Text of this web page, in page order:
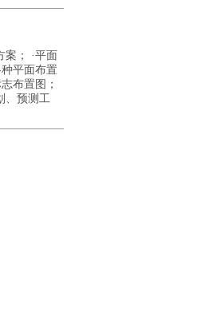
案； ·平面
平面布置
布置图；
、预测工